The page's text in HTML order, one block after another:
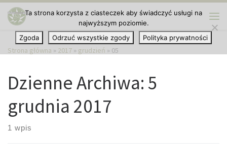
Przejdź do treści
Strona główna » 2017 » grudzień » 05
Dzienne Archiwa: 5
grudnia 2017
1 wpis
Ta strona korzysta z ciasteczek aby świadczyć usługi na
najwyższym poziomie.
Zgoda
Odrzuć wszystkie zgody Polityka prywatności